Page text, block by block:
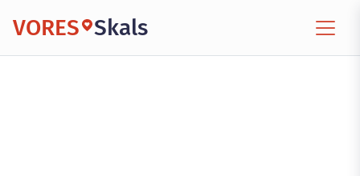
VORES Skals